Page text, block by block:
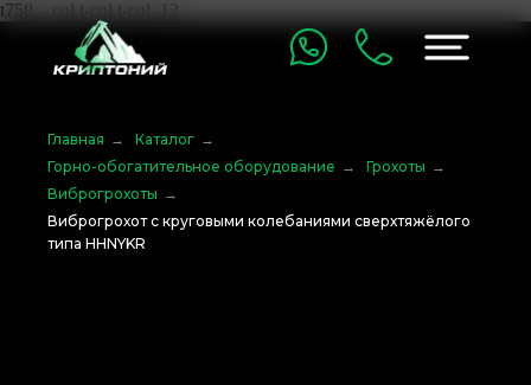
t758__col t-col t-col_12
Главная → Каталог →
Горно-обогатительное оборудование → Грохоты →
Виброгрохоты →
Виброгрохот с круговыми колебаниями сверхтяжёлого
типа HHNYKR